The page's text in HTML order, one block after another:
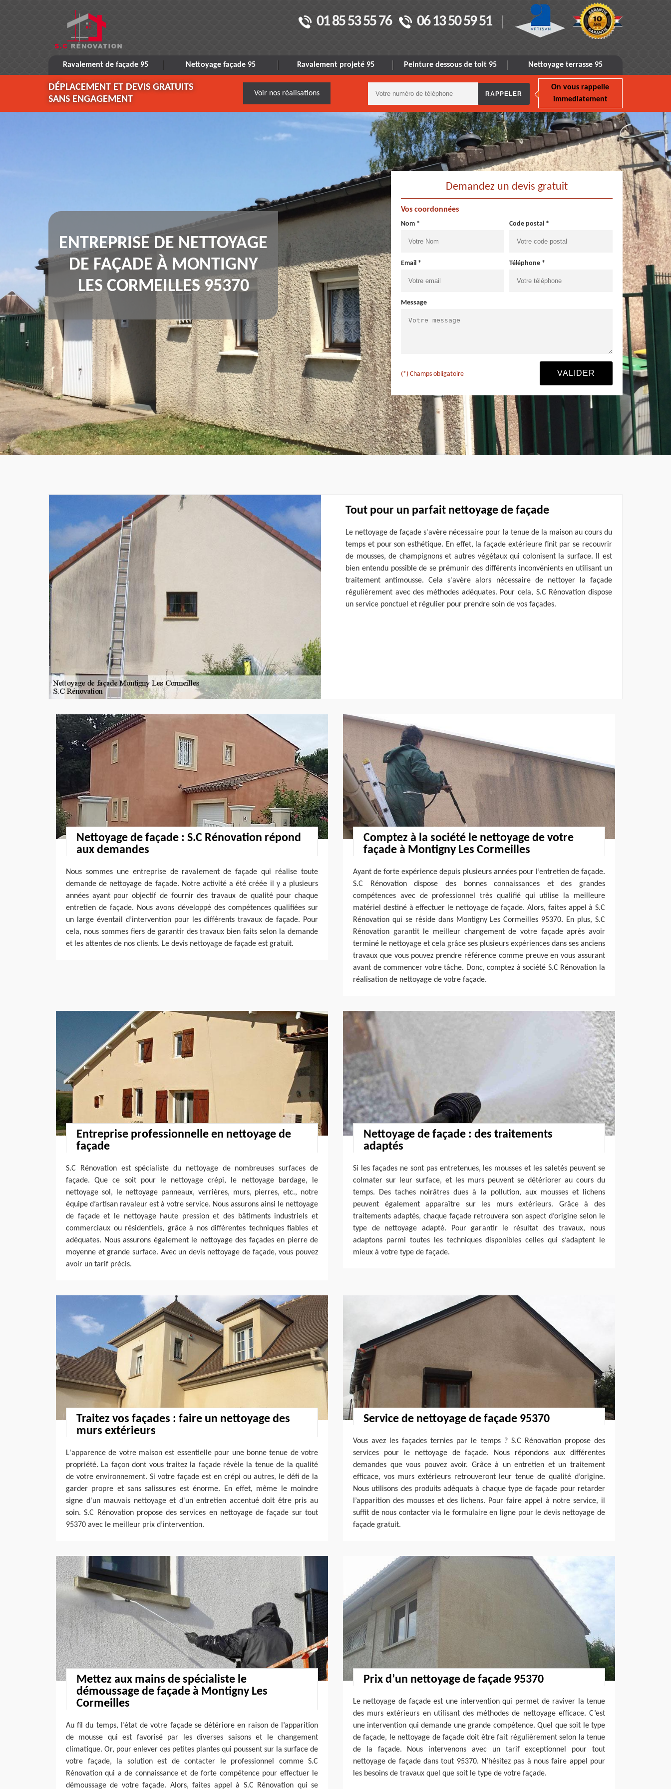
01 85 53 55 76 06 13 50 59 51
Ravalement de façade 95 Nettoyage façade 95 Ravalement projeté 95 Peinture dessous de toit 95 Nettoyage terrasse 95
DÉPLACEMENT ET DEVIS GRATUITS
SANS ENGAGEMENT
Voir nos réalisations
On vous rappelle
immediatement
ENTREPRISE DE NETTOYAGE
DE FAÇADE À MONTIGNY
LES CORMEILLES 95370
Demandez un devis gratuit
Vos coordonnées
Nom * Code postal *
Email * Téléphone *
Message
(*) Champs obligatoire
Tout pour un parfait nettoyage de façade
Le nettoyage de façade s'avère nécessaire pour la tenue de la maison au cours du
temps et pour son esthétique. En effet, la façade extérieure finit par se recouvrir
de mousses, de champignons et autres végétaux qui colonisent la surface. Il est
bien entendu possible de se prémunir des différents inconvénients en utilisant un
traitement antimousse. Cela s'avère alors nécessaire de nettoyer la façade
régulièrement avec des méthodes adéquates. Pour cela, S.C Rénovation dispose
un service ponctuel et régulier pour prendre soin de vos façades.
Nettoyage de façade : S.C Rénovation répond
aux demandes
Nous sommes une entreprise de ravalement de façade qui réalise toute
demande de nettoyage de façade. Notre activité a été créée il y a plusieurs
années ayant pour objectif de fournir des travaux de qualité pour chaque
entretien de façade. Nous avons développé des compétences qualifiées sur
un large éventail d’intervention pour les différents travaux de façade. Pour
cela, nous sommes fiers de garantir des travaux bien faits selon la demande
et les attentes de nos clients. Le devis nettoyage de façade est gratuit.
Comptez à la société le nettoyage de votre
façade à Montigny Les Cormeilles
Ayant de forte expérience depuis plusieurs années pour l’entretien de façade.
S.C Rénovation dispose des bonnes connaissances et des grandes
compétences avec de professionnel très qualifié qui utilise la meilleure
matériel destiné à effectuer le nettoyage de façade. Alors, faites appel à S.C
Rénovation qui se réside dans Montigny Les Cormeilles 95370. En plus, S.C
Rénovation garantit le meilleur changement de votre façade après avoir
terminé le nettoyage et cela grâce ses plusieurs expériences dans ses anciens
travaux que vous pouvez prendre référence comme preuve en vous assurant
avant de commencer votre tâche. Donc, comptez à société S.C Rénovation la
réalisation de nettoyage de votre façade.
Entreprise professionnelle en nettoyage de
façade
S.C Rénovation est spécialiste du nettoyage de nombreuses surfaces de
façade. Que ce soit pour le nettoyage crépi, le nettoyage bardage, le
nettoyage sol, le nettoyage panneaux, verrières, murs, pierres, etc., notre
équipe d’artisan ravaleur est à votre service. Nous assurons ainsi le nettoyage
de façade et le nettoyage haute pression et des bâtiments industriels et
commerciaux ou résidentiels, grâce à nos différentes techniques fiables et
adéquates. Nous assurons également le nettoyage des façades en pierre de
moyenne et grande surface. Avec un devis nettoyage de façade, vous pouvez
avoir un tarif précis.
Nettoyage de façade : des traitements
adaptés
Si les façades ne sont pas entretenues, les mousses et les saletés peuvent se
colmater sur leur surface, et les murs peuvent se détériorer au cours du
temps. Des taches noirâtres dues à la pollution, aux mousses et lichens
peuvent également apparaître sur les murs extérieurs. Grâce à des
traitements adaptés, chaque façade retrouvera son aspect d’origine selon le
type de nettoyage adapté. Pour garantir le résultat des travaux, nous
adaptons parmi toutes les techniques disponibles celles qui s’adaptent le
mieux à votre type de façade.
Traitez vos façades : faire un nettoyage des
murs extérieurs
L'apparence de votre maison est essentielle pour une bonne tenue de votre
propriété. La façon dont vous traitez la façade révèle la tenue de la qualité
de votre environnement. Si votre façade est en crépi ou autres, le défi de la
garder propre et sans salissures est énorme. En effet, même le moindre
signe d'un mauvais nettoyage et d'un entretien accentué doit être pris au
soin. S.C Rénovation propose des services en nettoyage de façade sur tout
95370 avec le meilleur prix d’intervention.
Service de nettoyage de façade 95370
Vous avez les façades ternies par le temps ? S.C Rénovation propose des
services pour le nettoyage de façade. Nous répondons aux différentes
demandes que vous pouvez avoir. Grâce à un entretien et un traitement
efficace, vos murs extérieurs retrouveront leur tenue de qualité d’origine.
Nous utilisons des produits adéquats à chaque type de façade pour retarder
l’apparition des mousses et des lichens. Pour faire appel à notre service, il
suffit de nous contacter via le formulaire en ligne pour le devis nettoyage de
façade gratuit.
Mettez aux mains de spécialiste le
démoussage de façade à Montigny Les
Cormeilles
Au fil du temps, l’état de votre façade se détériore en raison de l’apparition
de mousse qui est favorisé par les diverses saisons et le changement
climatique. Or, pour enlever ces petites plantes qui poussent sur la surface de
votre façade, la solution est de contacter le professionnel comme S.C
Rénovation qui a de connaissance et de forte compétence pour effectuer le
démoussage de votre façade. Alors, faites appel à S.C Rénovation qui se
Prix d’un nettoyage de façade 95370
Le nettoyage de façade est une intervention qui permet de raviver la tenue
des murs extérieurs en utilisant des méthodes de nettoyage efficace. C’est
une intervention qui demande une grande compétence. Quel que soit le type
de façade, le nettoyage de façade doit être fait régulièrement selon la tenue
de la façade. Nous intervenons avec un tarif exceptionnel pour tout
nettoyage de façade dans tout 95370. N’hésitez pas à nous faire appel pour
les besoins de travaux quel que soit le type de votre façade.